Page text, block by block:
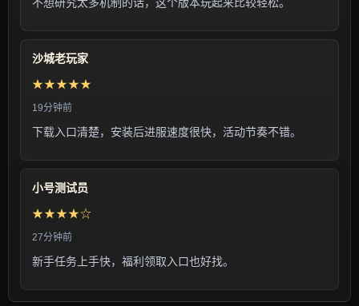
沙城老玩家
★★★★★
19分钟前
下载入口清楚，安装后进服速度很快，活动节奏不错。
小号测试员
★★★★☆
27分钟前
新手任务上手快，福利领取入口也好找。